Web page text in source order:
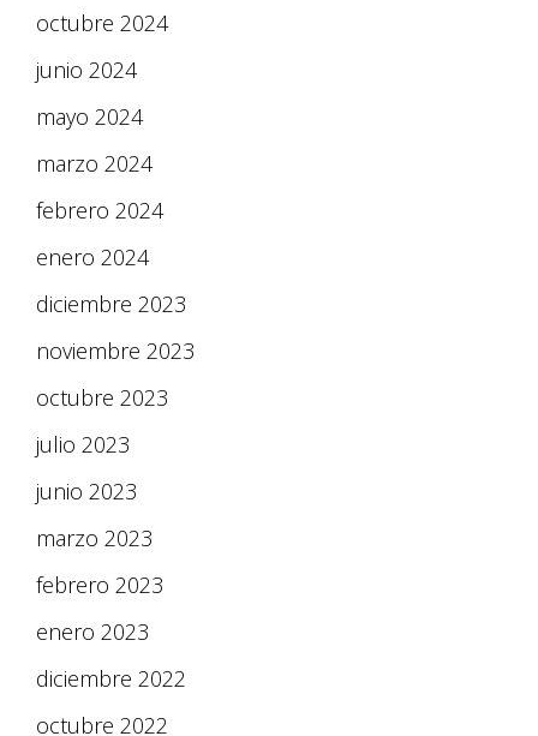
octubre 2024
junio 2024
mayo 2024
marzo 2024
febrero 2024
enero 2024
diciembre 2023
noviembre 2023
octubre 2023
julio 2023
junio 2023
marzo 2023
febrero 2023
enero 2023
diciembre 2022
octubre 2022